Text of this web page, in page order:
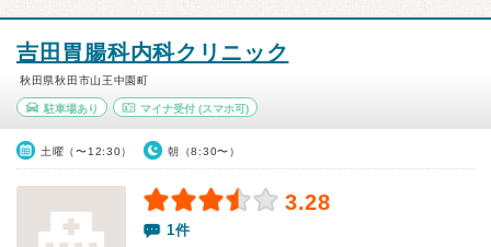
吉田胃腸科内科クリニック
秋田県秋田市山王中園町
駐車場あり マイナ受付(スマホ可)
土曜（〜12:30） 朝（8:30〜）
3.28
1件